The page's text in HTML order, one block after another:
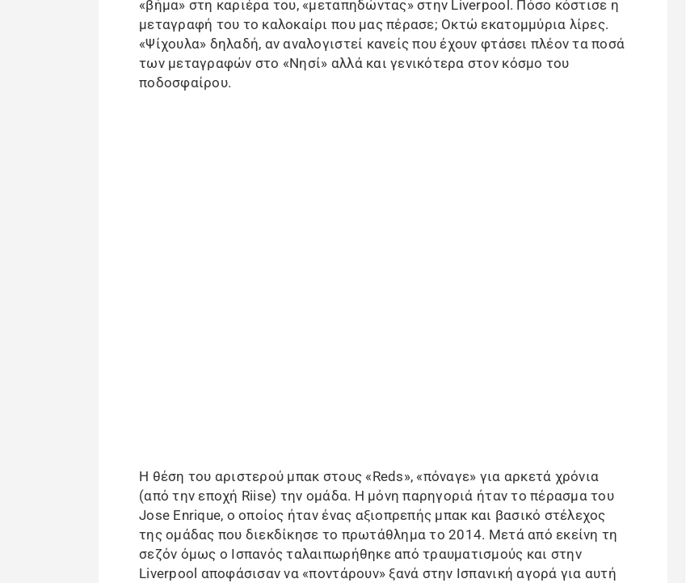
«βήμα» στη καριέρα του, «μεταπηδώντας» στην Liverpool. Πόσο κόστισε η
μεταγραφή του το καλοκαίρι που μας πέρασε; Οκτώ εκατομμύρια λίρες.
«Ψίχουλα» δηλαδή, αν αναλογιστεί κανείς που έχουν φτάσει πλέον τα ποσά
των μεταγραφών στο «Νησί» αλλά και γενικότερα στον κόσμο του
ποδοσφαίρου.
Η θέση του αριστερού μπακ στους «Reds», «πόναγε» για αρκετά χρόνια
(από την εποχή Riise) την ομάδα. Η μόνη παρηγοριά ήταν το πέρασμα του
Jose Enrique, ο οποίος ήταν ένας αξιοπρεπής μπακ και βασικό στέλεχος
της ομάδας που διεκδίκησε το πρωτάθλημα το 2014. Μετά από εκείνη τη
σεζόν όμως ο Ισπανός ταλαιπωρήθηκε από τραυματισμούς και στην
Liverpool αποφάσισαν να «ποντάρουν» ξανά στην Ισπανική αγορά για αυτή